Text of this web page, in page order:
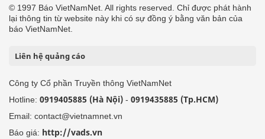
© 1997 Báo VietNamNet. All rights reserved. Chỉ được phát hành
lại thông tin từ website này khi có sự đồng ý bằng văn bản của
báo VietNamNet.
Liên hệ quảng cáo
Công ty Cổ phần Truyền thông VietNamNet
Hotline: 0919405885 (Hà Nội) - 0919435885 (Tp.HCM)
Email: contact@vietnamnet.vn
Báo giá: http://vads.vn